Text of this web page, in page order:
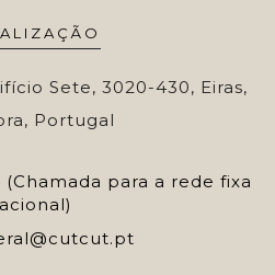
Sete, 3020-430, Eiras,
Portugal
(Chamada para a rede fixa